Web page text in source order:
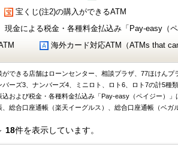
宝くじ(注2)の購入ができるATM
現金による税金・各種料金払込み「Pay-easy（
海外カード対応ATM（ATMs that
できる店舗はローンセンター、相談プラザ、77ほけんプ
ーズ3、ナンバーズ4、ミニロト、ロト6、ロト7の計5種類
込および税金・各種料金払込み「Pay-easy（ペイジー）」
、総合口座通帳（楽天イーグルス）、総合口座通帳（ベガ
18件を表示しています。